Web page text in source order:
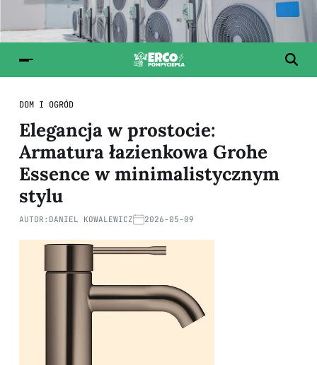
DOM I OGRÓD
Elegancja w prostocie:
Armatura łazienkowa Grohe
Essence w minimalistycznym
stylu
AUTOR: DANIEL KOWALEWICZ 2026-05-09